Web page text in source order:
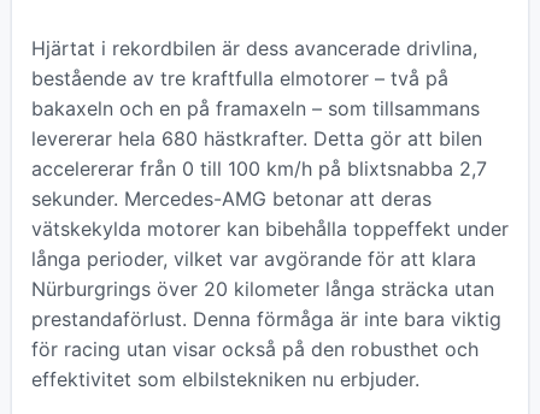
Hjärtat i rekordbilen är dess avancerade drivlina,
bestående av tre kraftfulla elmotorer – två på
bakaxeln och en på framaxeln – som tillsammans
levererar hela 680 hästkrafter. Detta gör att bilen
accelererar från 0 till 100 km/h på blixtsnabba 2,7
sekunder. Mercedes-AMG betonar att deras
vätskekylda motorer kan bibehålla toppeffekt under
långa perioder, vilket var avgörande för att klara
Nürburgrings över 20 kilometer långa sträcka utan
prestandaförlust. Denna förmåga är inte bara viktig
för racing utan visar också på den robusthet och
effektivitet som elbilstekniken nu erbjuder.